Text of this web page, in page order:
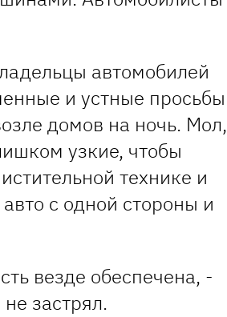
автомобилей
и устные просьбы
домов на ночь. Мол,
узкие, чтобы
технике и
с одной стороны и
везде обеспечена, -
застрял.